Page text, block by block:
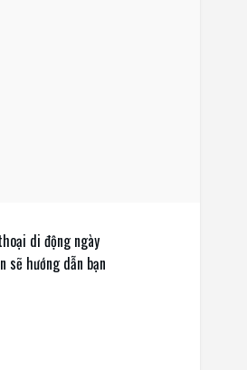
di động ngày
sẽ hướng dẫn bạn